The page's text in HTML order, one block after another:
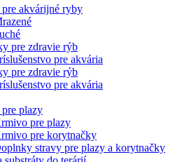
akvárijné ryby
pre zdravie rýb
pre akvária
pre zdravie rýb
pre akvária
plazy
pre plazy
pre korytnačky
stravy pre plazy a korytnačky